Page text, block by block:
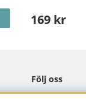
169 kr
Följ oss